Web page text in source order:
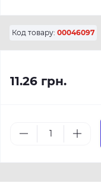
Код товару: 00046097
11.26 грн.